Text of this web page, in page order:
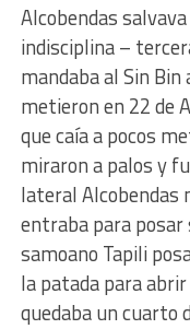
Alcobendas
indisciplina –
mandaba al Sin
metieron en 22 de
que caía a pocos
miraron a palos y
lateral Alcobendas
entraba para posar
samoano Tapili
la patada para
quedaba un cuarto